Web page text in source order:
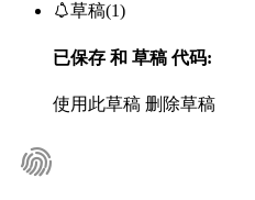
草稿(1)
已保存 和 草稿代码:
使用此草稿 删除草稿